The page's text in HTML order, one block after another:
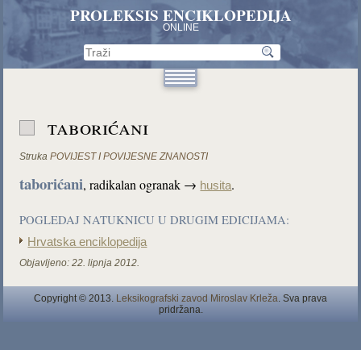
PROLEKSIS ENCIKLOPEDIJA
ONLINE
taborićani
Struka POVIJEST I POVIJESNE ZNANOSTI
taborićani, radikalan ogranak → husita.
POGLEDAJ NATUKNICU U DRUGIM EDICIJAMA:
Hrvatska enciklopedija
Objavljeno: 22. lipnja 2012.
Copyright © 2013. Leksikografski zavod Miroslav Krleža. Sva prava
pridržana.